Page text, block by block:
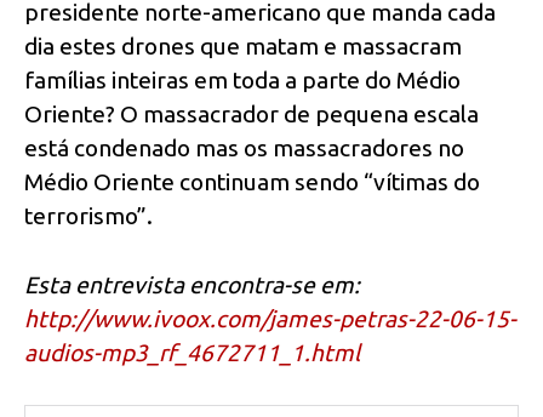
presidente norte-americano que manda cada
dia estes drones que matam e massacram
famílias inteiras em toda a parte do Médio
Oriente? O massacrador de pequena escala
está condenado mas os massacradores no
Médio Oriente continuam sendo “vítimas do
terrorismo”.
Esta entrevista encontra-se em:
http://www.ivoox.com/james-petras-22-06-15-
audios-mp3_rf_ 4672711_1.html